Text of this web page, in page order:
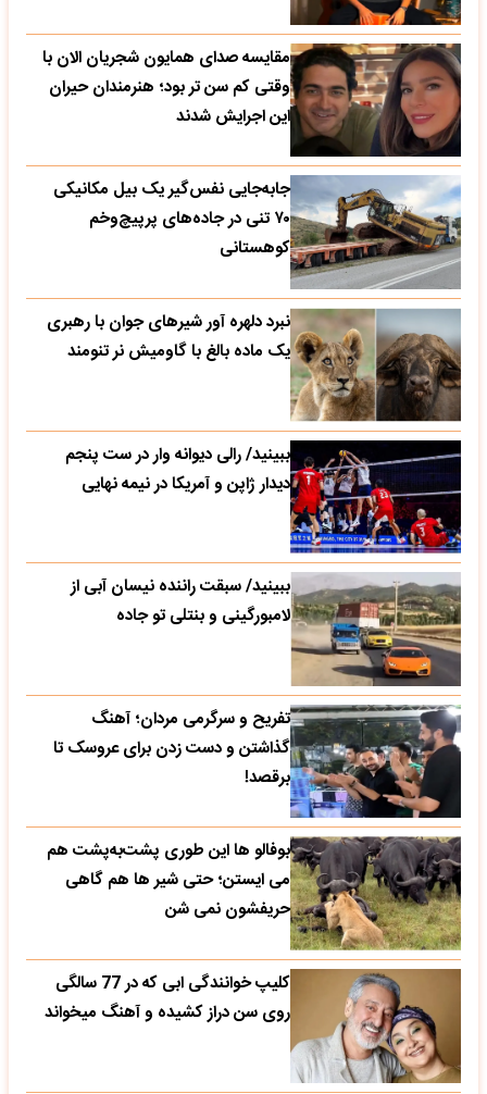
مقایسه صدای همایون شجریان الان با
وقتی کم سن تر بود؛ هنرمندان حیران
این اجرایش شدند
جابه‌جایی نفس‌گیر یک بیل مکانیکی
۷۰ تنی در جاده‌های پرپیچ‌وخم
کوهستانی
نبرد دلهره آور شیرهای جوان با رهبری
یک ماده بالغ با گاومیش نر تنومند
ببینید/ رالی دیوانه وار در ست پنجم
دیدار ژاپن و آمریکا در نیمه نهایی
ببینید/ سبقت راننده نیسان آبی از
لامبورگینی و بنتلی تو جاده
تفریح و سرگرمی مردان؛ آهنگ
گذاشتن و دست زدن برای عروسک تا
برقصد!
بوفالو ها این‌ طوری پشت‌به‌پشت هم
می‌ ایستن؛ حتی شیر ها هم گاهی
حریفشون نمی‌ شن
کلیپ خوانندگی ابی که در 77 سالگی
روی سن دراز کشیده و آهنگ میخواند